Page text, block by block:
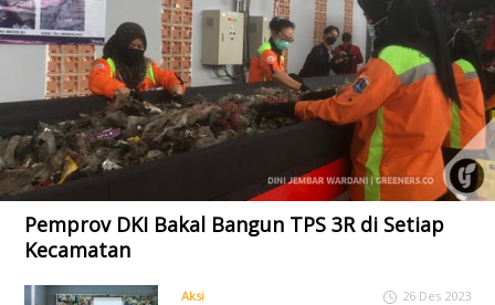
Pemprov DKI Bakal Bangun TPS 3R di Setiap
Kecamatan
Aksi 26 Des 2023